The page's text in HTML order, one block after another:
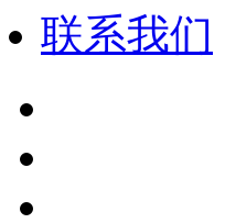
联系我们